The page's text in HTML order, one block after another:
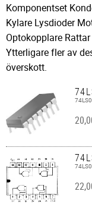
Komponentset
Kylare Lysdioder
Optokopplare Rattar
Ytterligare fler av
överskott.